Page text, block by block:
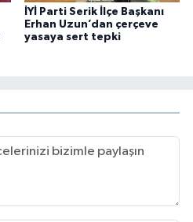
İYİ Parti Serik İlçe Başkanı
Erhan Uzun’dan çerçeve
yasaya sert tepki